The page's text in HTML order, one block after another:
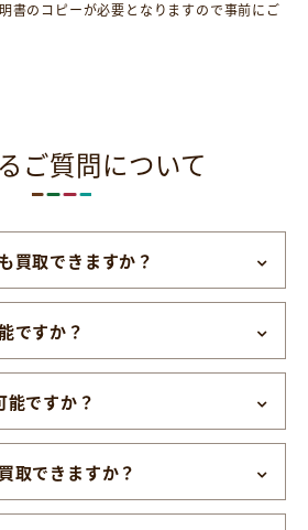
書のコピーが必要となりますので事前にご
ご質問について
買取できますか？
ですか？
能ですか？
取できますか？